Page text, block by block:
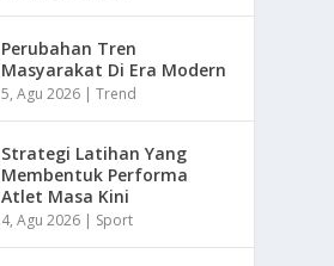
Perubahan Tren
Masyarakat Di Era Modern
5, Agu 2026 |Trend
Strategi Latihan Yang
Membentuk Performa
Atlet Masa Kini
4, Agu 2026 | Sport